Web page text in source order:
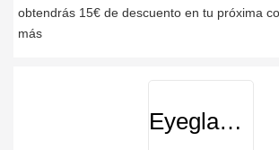
obtendrás 15€ de descuento en tu próxima
más
Eyeglasses